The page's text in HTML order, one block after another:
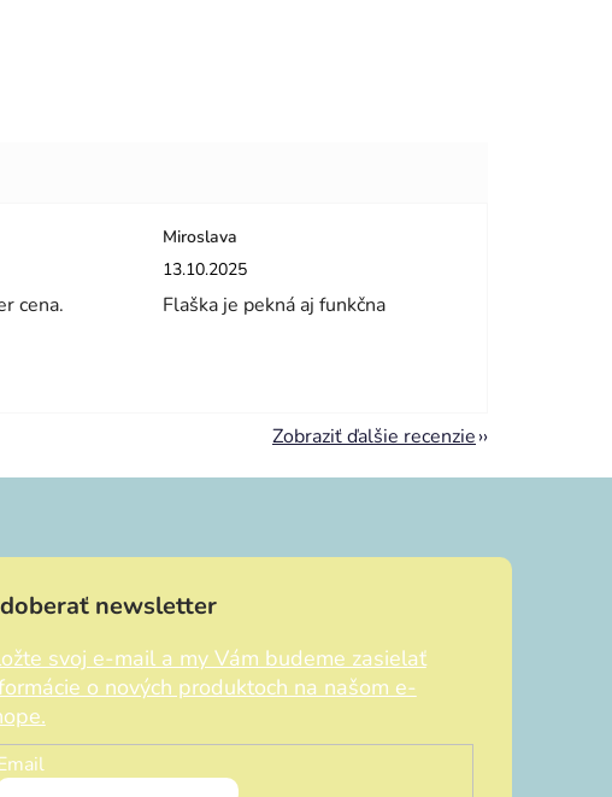
5 hviezdičiek.
cena.
Miroslava
Hodnotenie obchodu je 5 z 5 hviezdičiek.
13.10.2025
Flaška je pekná aj funkčna
Zobraziť ďalšie recenzie
newsletter
svoj e-mail a my Vám budeme zasielať
o nových produktoch na našom e-